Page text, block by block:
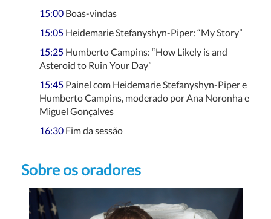
15:00 Boas-vindas
15:05 Heidemarie Stefanyshyn-Piper: “My Story”
15:25 Humberto Campins: “How Likely is and
Asteroid to Ruin Your Day”
15:45 Painel com Heidemarie Stefanyshyn-Piper e
Humberto Campins, moderado por Ana Noronha e
Miguel Gonçalves
16:30 Fim da sessão
Sobre os oradores